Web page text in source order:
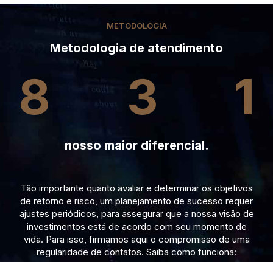
METODOLOGIA
Metodologia de atendimento
8 3 1
nosso maior diferencial.
Tão importante quanto avaliar e determinar os objetivos
de retorno e risco, um planejamento de sucesso requer
ajustes periódicos, para assegurar que a nossa visão de
investimentos está de acordo com seu momento de
vida. Para isso, firmamos aqui o compromisso de uma
regularidade de contatos. Saiba como funciona: